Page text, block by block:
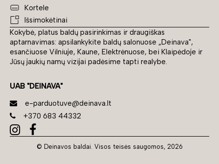
Kokybė, platus baldų pasirinkimas ir draugiškas
aptarnavimas: apsilankykite baldų salonuose „Deinava",
esančiuose Vilniuje, Kaune, Elektrėnuose, bei Klaipėdoje ir
Jūsų jaukių namų vizijai padėsime tapti realybe.
UAB "DEINAVA"
e-parduotuve@deinava.lt
+370 683 44332
Kortele
Išsimokėtinai
© Deinavos baldai. Visos teisės saugomos, 2026